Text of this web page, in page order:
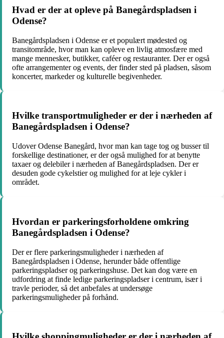
Hvad er der at opleve på Banegårdspladsen i
Odense?
Banegårdspladsen i Odense er et populært mødested og
transitområde, hvor man kan opleve en livlig atmosfære med
mange mennesker, butikker, caféer og restauranter. Der er også
ofte arrangementer og events, der finder sted på pladsen, såsom
koncerter, markeder og kulturelle begivenheder.
Hvilke transportmuligheder er der i nærheden af
Banegårdspladsen i Odense?
Udover Odense Banegård, hvor man kan tage tog og busser til
forskellige destinationer, er der også mulighed for at benytte
taxaer og delebiler i nærheden af Banegårdspladsen. Der er
desuden gode cykelstier og mulighed for at leje cykler i
området.
Hvordan er parkeringsforholdene omkring
Banegårdspladsen i Odense?
Der er flere parkeringsmuligheder i nærheden af
Banegårdspladsen i Odense, herunder både offentlige
parkeringspladser og parkeringshuse. Det kan dog være en
udfordring at finde ledige parkeringspladser i centrum, især i
travle perioder, så det anbefales at undersøge
parkeringsmuligheder på forhånd.